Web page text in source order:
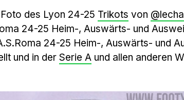
des Lyon 24-25 Trikots von
24-25 Heim-, Auswärts- und
24-25 Heim-, Auswärts- und
und in der Serie A und allen anderen